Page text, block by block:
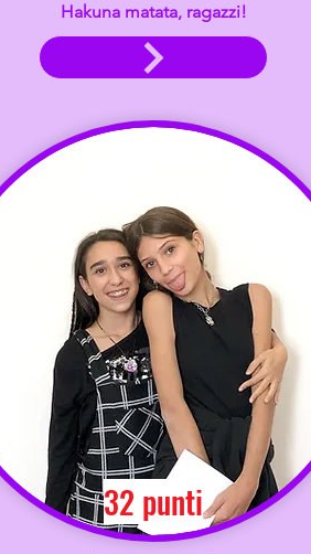
Hakuna matata, ragazzi!
32 punti